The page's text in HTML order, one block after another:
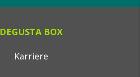
DEGUSTA BOX
Karriere